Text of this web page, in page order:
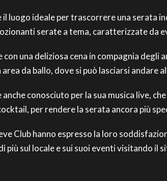
luogo ideale per trascorrere una serata
serate a tema, caratterizzate da
con una deliziosa cena in compagnia
area da ballo, dove si può lasciarsi andare
conosciuto per la sua musica live,
per rendere la serata ancora più
Club hanno espresso la loro
più sul locale e sui suoi eventi visitando